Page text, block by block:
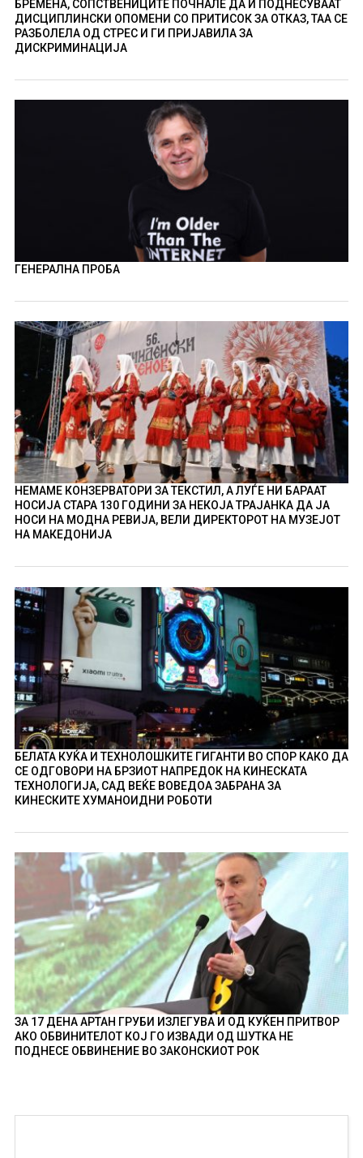
БРЕМЕНА, СОПСТВЕНИЦИТЕ ПОЧНАЛЕ ДА Ѝ ПОДНЕСУВААТ
ДИСЦИПЛИНСКИ ОПОМЕНИ СО ПРИТИСОК ЗА ОТКАЗ, ТАА СЕ
РАЗБОЛЕЛА ОД СТРЕС И ГИ ПРИЈАВИЛА ЗА
ДИСКРИМИНАЦИЈА
ГЕНЕРАЛНА ПРОБА
НЕМАМЕ КОНЗЕРВАТОРИ ЗА ТЕКСТИЛ, А ЛУЃЕ НИ БАРААТ
НОСИЈА СТАРА 130 ГОДИНИ ЗА НЕКОЈА ТРАЈАНКА ДА ЈА
НОСИ НА МОДНА РЕВИЈА, ВЕЛИ ДИРЕКТОРОТ НА МУЗЕЈОТ
НА МАКЕДОНИЈА
БЕЛАТА КУЌА И ТЕХНОЛОШКИТЕ ГИГАНТИ ВО СПОР КАКО ДА
СЕ ОДГОВОРИ НА БРЗИОТ НАПРЕДОК НА КИНЕСКАТА
ТЕХНОЛОГИЈА, САД ВЕЌЕ ВОВЕДОА ЗАБРАНА ЗА
КИНЕСКИТЕ ХУМАНОИДНИ РОБОТИ
ЗА 17 ДЕНА АРТАН ГРУБИ ИЗЛЕГУВА И ОД КУЌЕН ПРИТВОР
АКО ОБВИНИТЕЛОТ КОЈ ГО ИЗВАДИ ОД ШУТКА НЕ
ПОДНЕСЕ ОБВИНЕНИЕ ВО ЗАКОНСКИОТ РОК